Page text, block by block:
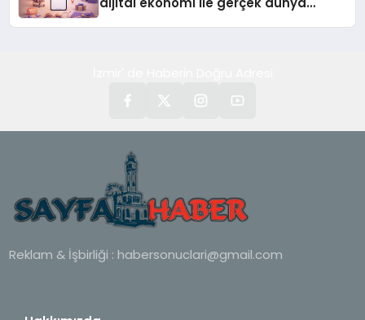
Reklam & İşbirliği : habersonuclari@gmail.com